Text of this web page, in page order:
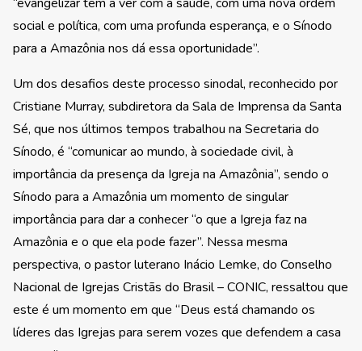
social e política, com uma profunda esperança, e o Sínodo
para a Amazônia nos dá essa oportunidade”.
Um dos desafios deste processo sinodal, reconhecido por
Cristiane Murray, subdiretora da Sala de Imprensa da Santa
Sé, que nos últimos tempos trabalhou na Secretaria do
Sínodo, é “comunicar ao mundo, à sociedade civil, à
importância da presença da Igreja na Amazônia”, sendo o
Sínodo para a Amazônia um momento de singular
importância para dar a conhecer “o que a Igreja faz na
Amazônia e o que ela pode fazer”. Nessa mesma
perspectiva, o pastor luterano Inácio Lemke, do Conselho
Nacional de Igrejas Cristãs do Brasil – CONIC, ressaltou que
este é um momento em que “Deus está chamando os
líderes das Igrejas para serem vozes que defendem a casa